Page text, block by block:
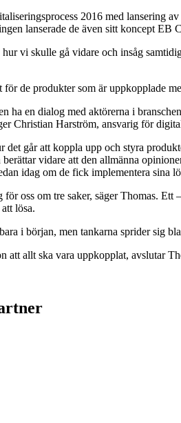
2016 med lansering
lanserade de även sitt koncept EB
vi skulle gå vidare och insåg
för de produkter som är uppkopplade
ha en dialog med aktörerna i
Christian Harström, ansvarig för
det går att koppla upp och styra
vidare att den allmänna
idag om de fick implementera sina
oss om tre saker, säger Thomas.
lösa.
i början, men tankarna sprider sig
att allt ska vara uppkopplat, avslutar